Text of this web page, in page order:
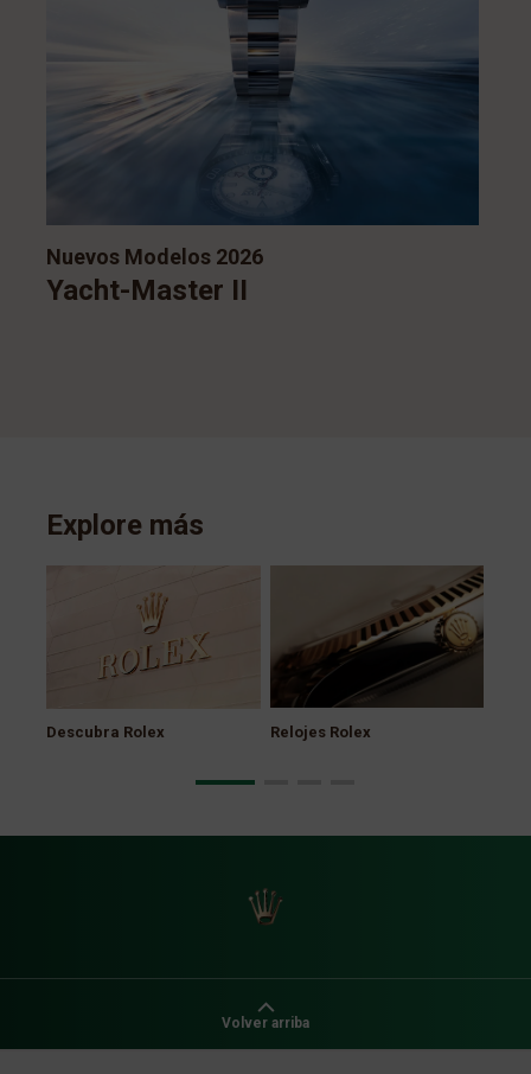
Nuevos Modelos 2026
Yacht-Master II
Explore más
Descubra Rolex Relojes Rolex
Volver arriba